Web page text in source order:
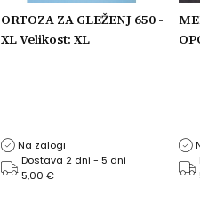
ORTOZA ZA GLEŽENJ 650 -
XL Velikost: XL
Na zalogi
Dostava 2 dni - 5 dni
5,00 €